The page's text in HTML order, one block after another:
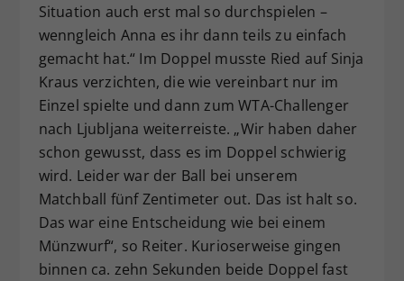
Situation auch erst mal so durchspielen –
wenngleich Anna es ihr dann teils zu einfach
gemacht hat.“ Im Doppel musste Ried auf Sinja
Kraus verzichten, die wie vereinbart nur im
Einzel spielte und dann zum WTA-Challenger
nach Ljubljana weiterreiste. „Wir haben daher
schon gewusst, dass es im Doppel schwierig
wird. Leider war der Ball bei unserem
Matchball fünf Zentimeter out. Das ist halt so.
Das war eine Entscheidung wie bei einem
Münzwurf“, so Reiter. Kurioserweise gingen
binnen ca. zehn Sekunden beide Doppel fast